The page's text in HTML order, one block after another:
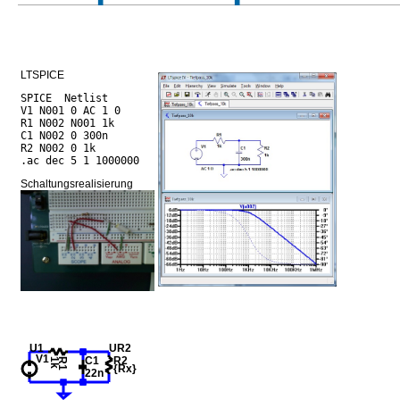
LTSPICE
SPICE  Netlist
V1 N001 0 AC 1 0
R1 N002 N001 1k
C1 N002 0 300n
R2 N002 0 1k
Schaltungsrealisierung